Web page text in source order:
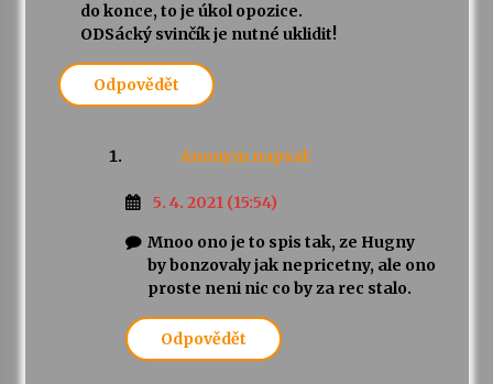
do konce, to je úkol opozice.
ODSácký svinčík je nutné uklidit!
Odpovědět
Anonym napsal:
5. 4. 2021 (15:54)
Mnoo ono je to spis tak, ze Hugny
by bonzovaly jak nepricetny, ale ono
proste neni nic co by za rec stalo.
Odpovědět